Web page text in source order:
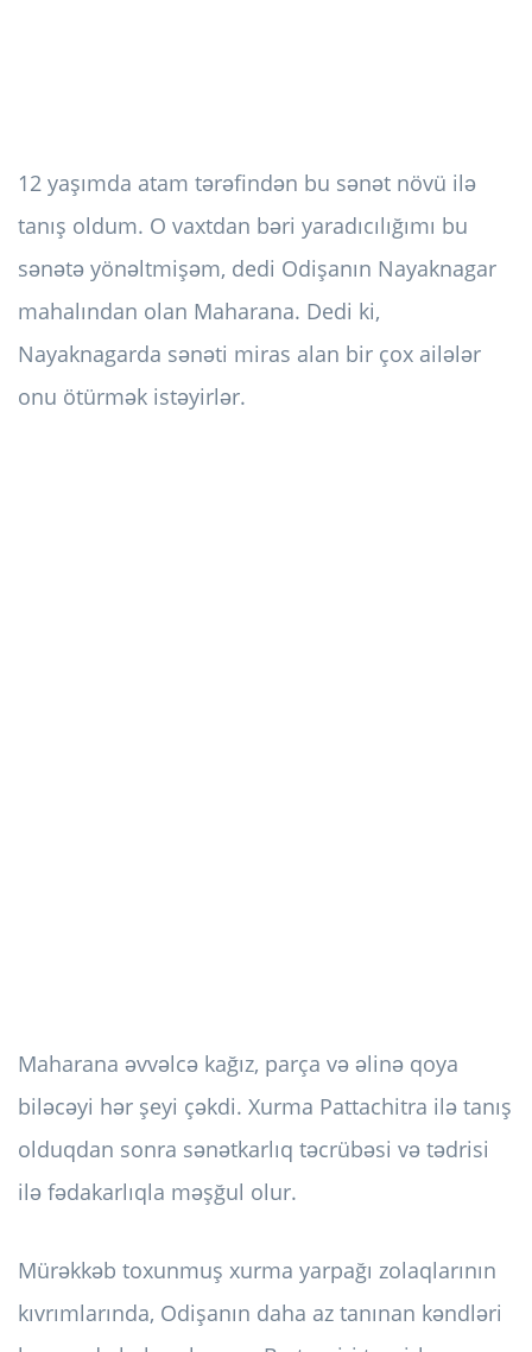
12 yaşımda atam tərəfindən bu sənət növü ilə
tanış oldum. O vaxtdan bəri yaradıcılığımı bu
sənətə yönəltmişəm, dedi Odişanın Nayaknagar
mahalından olan Maharana. Dedi ki,
Nayaknagarda sənəti miras alan bir çox ailələr
onu ötürmək istəyirlər.
Maharana əvvəlcə kağız, parça və əlinə qoya
biləcəyi hər şeyi çəkdi. Xurma Pattachitra ilə tanış
olduqdan sonra sənətkarlıq təcrübəsi və tədrisi
ilə fədakarlıqla məşğul olur.
Mürəkkəb toxunmuş xurma yarpağı zolaqlarının
kıvrımlarında, Odişanın daha az tanınan kəndləri